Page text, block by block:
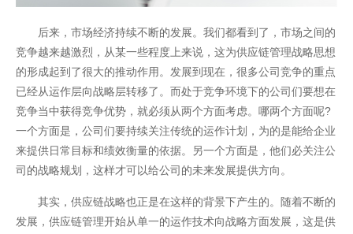
后来，市场经济持续不断的发展。我们都看到了，市场之间的
竞争越来越激烈，从某一些程度上来说，这为供应链管理战略思想
的形成起到了很大的推动作用。发展到现在，很多公司竞争的重点
已经从运作层向战略层转移了。而处于竞争环境下的公司们要想在
竞争当中获得竞争优势，就必须从两个方面考虑。哪两个方面呢?
一个方面是，公司们要持续关注传统的运作计划，为的是能给企业
来提供日常目标和绩效衡量的依据。另一个方面是，他们必关注公
司的战略规划，这样才可以给公司的未来发展提供方向。
其实，供应链战略也正是在这样的背景下产生的。随着不断的
发展，供应链管理开始从单一的运作技术向战略方面发展，这是供